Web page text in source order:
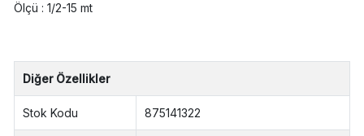
Ölçü : 1/2-15 mt
Diğer Özellikler
Stok Kodu 875141322